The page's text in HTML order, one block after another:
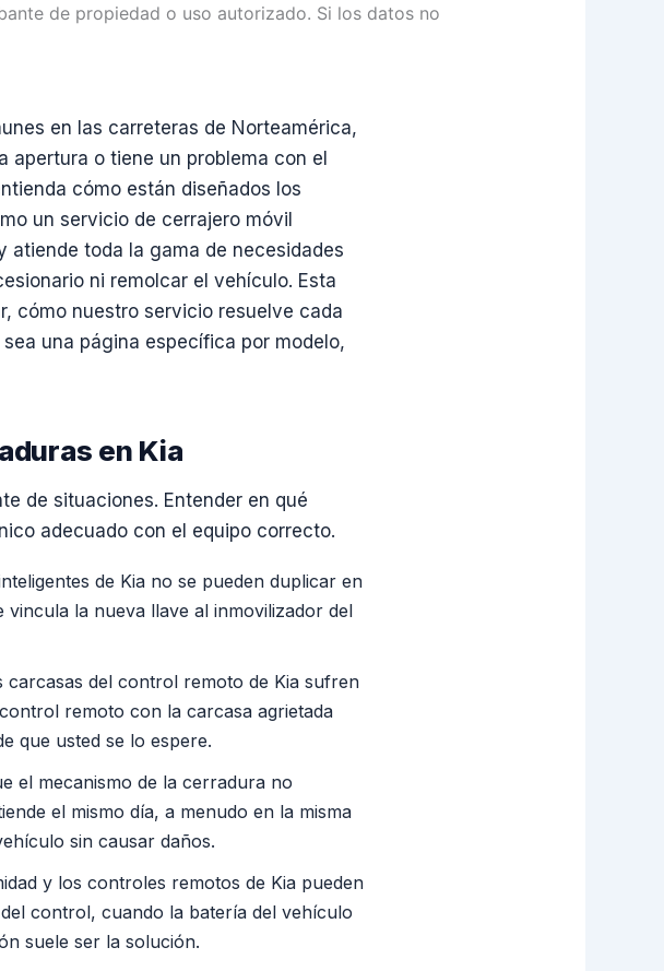
de propiedad o uso autorizado. Si los datos no
en las carreteras de Norteamérica,
o tiene un problema con el
cómo están diseñados los
un servicio de cerrajero móvil
atiende toda la gama de necesidades
ni remolcar el vehículo. Esta
cómo nuestro servicio resuelve cada
una página específica por modelo,
en Kia
de situaciones. Entender en qué
adecuado con el equipo correcto.
de Kia no se pueden duplicar en
la nueva llave al inmovilizador del
carcasas del control remoto de Kia sufren
remoto con la carcasa agrietada
que usted se lo espere.
el mecanismo de la cerradura no
el mismo día, a menudo en la misma
sin causar daños.
y los controles remotos de Kia pueden
control, cuando la batería del vehículo
suele ser la solución.